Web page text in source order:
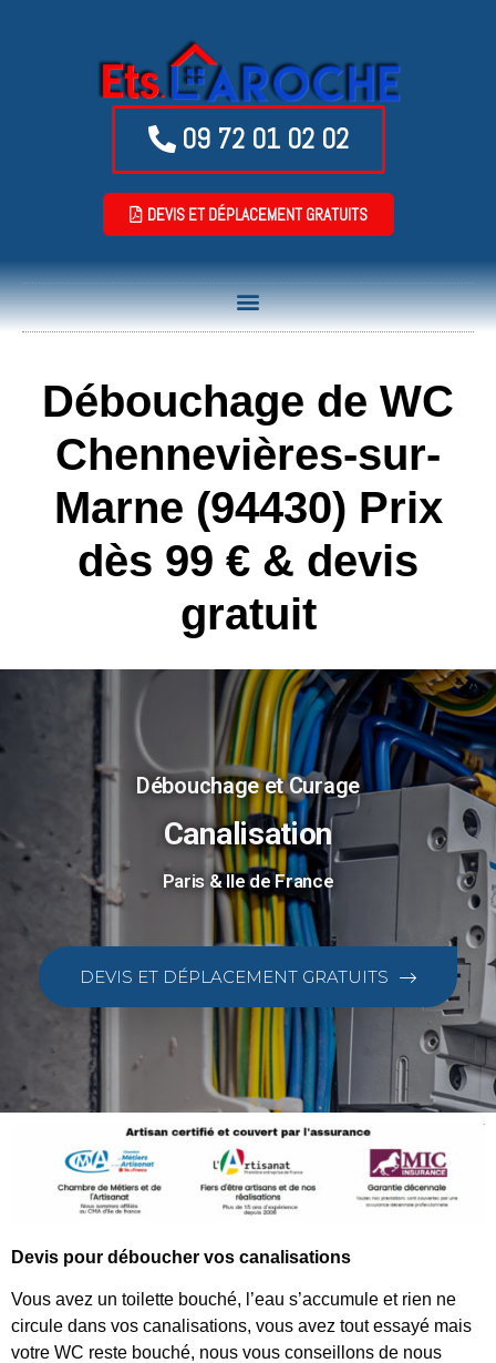
09 72 01 02 02
DEVIS ET DÉPLACEMENT GRATUITS
Débouchage de WC
Chennevières-sur-
Marne (94430) Prix
dès 99 € & devis
gratuit
Débouchage et Curage
Canalisation
Paris & Ile de France
DEVIS ET DÉPLACEMENT GRATUITS
Devis pour déboucher vos canalisations
Vous avez un toilette bouché, l’eau s’accumule et rien ne
circule dans vos canalisations, vous avez tout essayé mais
votre WC reste bouché, nous vous conseillons de nous